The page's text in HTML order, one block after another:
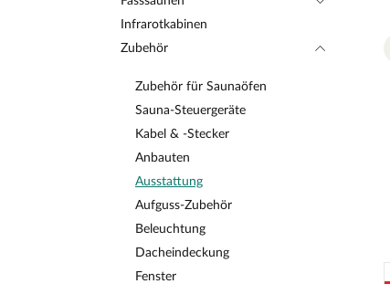
Infrarotkabinen
Zubehör
Zubehör für Saunaöfen
Sauna-Steuergeräte
Kabel & -Stecker
Anbauten
Ausstattung
Aufguss-Zubehör
Beleuchtung
Dacheindeckung
Fenster